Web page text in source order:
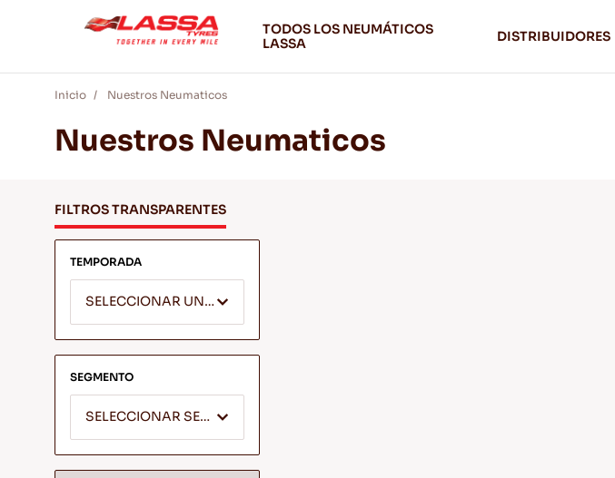
TODOS LOS NEUMÁTICOS
LASSA
DISTRIBUIDORES
Inicio Nuestros Neumaticos
Nuestros Neumaticos
FILTROS TRANSPARENTES
TEMPORADA
SELECCIONAR UNA TEMPORADA
SEGMENTO
SELECCIONAR SEGMENTO